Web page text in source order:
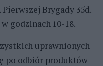
Brygady 35d.
godzinach 10-18.
uprawnionych
po odbiór produktów